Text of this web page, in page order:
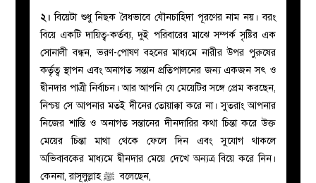
২। বিয়েটা শুধু নিছক বৈধভাবে যৌনচাহিদা পূরণের নাম নয়। বরং
বিয়ে একটি দায়িত্ব-কর্তব্য, দুই পরিবারের মাঝে সম্পর্ক সৃষ্টির এক
সোনালী বন্ধন, ভরণ-পোষণ বহনের মাধ্যমে নারীর উপর পুরুষের
কর্তৃত্ব স্থাপন এবং অনাগত সন্তান প্রতিপালনের জন্য একজনসৎ ও
দ্বীনদার পাত্রী নির্বাচন। আর আপনি যে মেয়েটির সঙ্গে প্রেম করছেন,
নিশ্চয় সে আপনার মতই দীনের তোয়াক্কা করে না। সুতরাং আপনার
নিজের শান্তি ও অনাগত সন্তানের দীনদারির কথা চিন্তা করে উক্ত
মেয়ের চিন্তা মাথা থেকে ফেলে দিন এবং সুযোগ থাকলে
অভিবাবকের মাধ্যমে দ্বীনদার মেয়ে দেখে অন্যত্র বিয়ে করে নিন।
কেননা,রাসূলুল্লাহ বলেছেন,